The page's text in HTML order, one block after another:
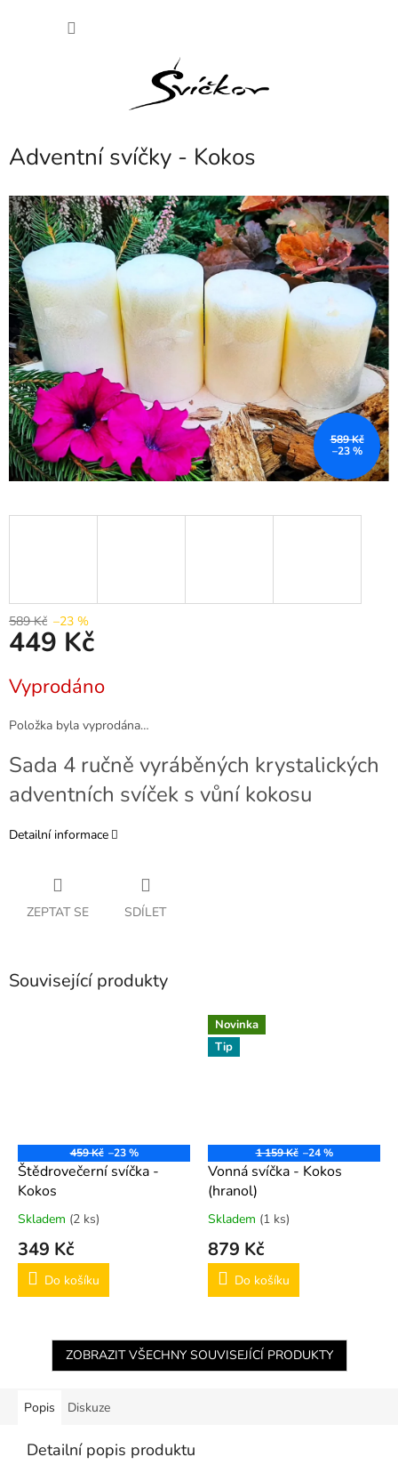
Adventní svíčky - Kokos
589 Kč
–23 %
589 Kč –23 %
449 Kč
cena:
Vyprodáno
Položka byla vyprodána…
Sada 4 ručně vyráběných krystalických
adventních svíček s vůní kokosu
Detailní informace
ZEPTAT SE SDÍLET
Související produkty
459 Kč –23 %
Štědrovečerní svíčka -
Kokos
Skladem (2 ks)
349 Kč
Do košíku
Novinka
Tip
1 159 Kč –24 %
Vonná svíčka - Kokos
(hranol)
Skladem (1 ks)
879 Kč
Do košíku
ZOBRAZIT VŠECHNY SOUVISEJÍCÍ PRODUKTY
Popis Diskuze
Detailní popis produktu